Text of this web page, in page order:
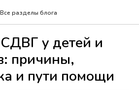
Все разделы блога
у детей и
причины,
и пути помощи